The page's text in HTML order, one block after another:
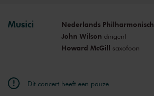
Musici
Nederlands Philharmonisch
John Wilson dirigent
Howard McGill saxofoon
Dit concert heeft een pauze